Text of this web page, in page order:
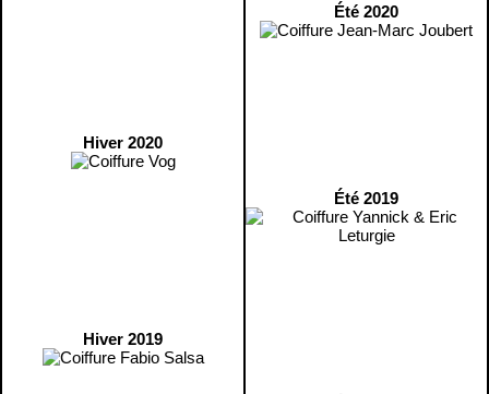
Hiver 2020
Hiver 2019
Été 2020
Été 2019